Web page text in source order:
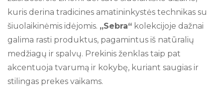
kuris derina tradicines amatininkystės technikas su
šiuolaikinėmis idėjomis. „Sebra“ kolekcijoje dažnai
galima rasti produktus, pagamintus iš natūralių
medžiagų ir spalvų. Prekinis ženklas taip pat
akcentuoja tvarumą ir kokybę, kuriant saugias ir
stilingas prekes vaikams.